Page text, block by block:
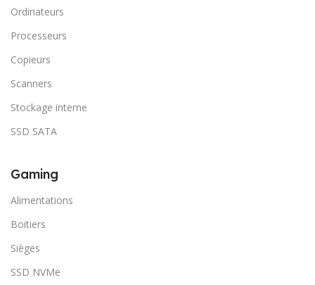
Ordinateurs
Processeurs
Copieurs
Scanners
Stockage interne
SSD SATA
Gaming
Alimentations
Boitiers
Sièges
SSD NVMe